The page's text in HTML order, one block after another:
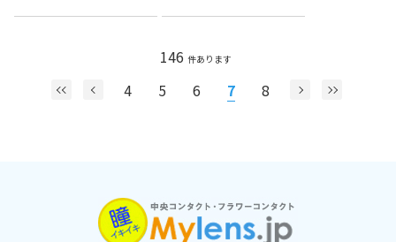
146 件あります
4 5 6 7 8